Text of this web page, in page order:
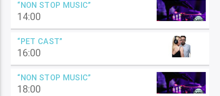
“NON STOP MUSIC”
14:00
“PET CAST”
16:00
“NON STOP MUSIC”
18:00